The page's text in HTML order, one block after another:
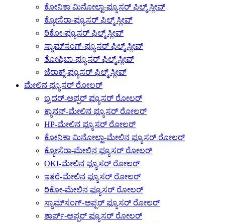
ಕೋನಿಕಾ ಮಿನೋಲ್ಟಾ-ಫ್ಯೂಸರ್ ಫಿಲ್ಮ್ ಸ್ಲೀವ್
ಕ್ಯೋಸೆರಾ-ಫ್ಯೂಸರ್ ಫಿಲ್ಮ್ ಸ್ಲೀವ್
ರಿಕೋ-ಫ್ಯೂಸರ್ ಫಿಲ್ಮ್ ಸ್ಲೀವ್
ಸ್ಯಾಮ್‌ಸಂಗ್-ಫ್ಯೂಸರ್ ಫಿಲ್ಮ್ ಸ್ಲೀವ್
ತೋಷಿಬಾ-ಫ್ಯೂಸರ್ ಫಿಲ್ಮ್ ಸ್ಲೀವ್
ಜೆರಾಕ್ಸ್-ಫ್ಯೂಸರ್ ಫಿಲ್ಮ್ ಸ್ಲೀವ್
ಮೇಲಿನ ಫ್ಯೂಸರ್ ರೋಲರ್
ಬ್ರದರ್-ಅಪ್ಪರ್ ಫ್ಯೂಸರ್ ರೋಲರ್
ಕ್ಯಾನನ್-ಮೇಲಿನ ಫ್ಯೂಸರ್ ರೋಲರ್
HP-ಮೇಲಿನ ಫ್ಯೂಸರ್ ರೋಲರ್
ಕೋನಿಕಾ ಮಿನೋಲ್ಟಾ-ಮೇಲಿನ ಫ್ಯೂಸರ್ ರೋಲರ್
ಕ್ಯೋಸೆರಾ-ಮೇಲಿನ ಫ್ಯೂಸರ್ ರೋಲರ್
OKI-ಮೇಲಿನ ಫ್ಯೂಸರ್ ರೋಲರ್
ಇತರೆ-ಮೇಲಿನ ಫ್ಯೂಸರ್ ರೋಲರ್
ರಿಕೋ-ಮೇಲಿನ ಫ್ಯೂಸರ್ ರೋಲರ್
ಸ್ಯಾಮ್‌ಸಂಗ್-ಅಪ್ಪರ್ ಫ್ಯೂಸರ್ ರೋಲರ್
ಶಾರ್ಪ್-ಅಪ್ಪರ್ ಫ್ಯೂಸರ್ ರೋಲರ್